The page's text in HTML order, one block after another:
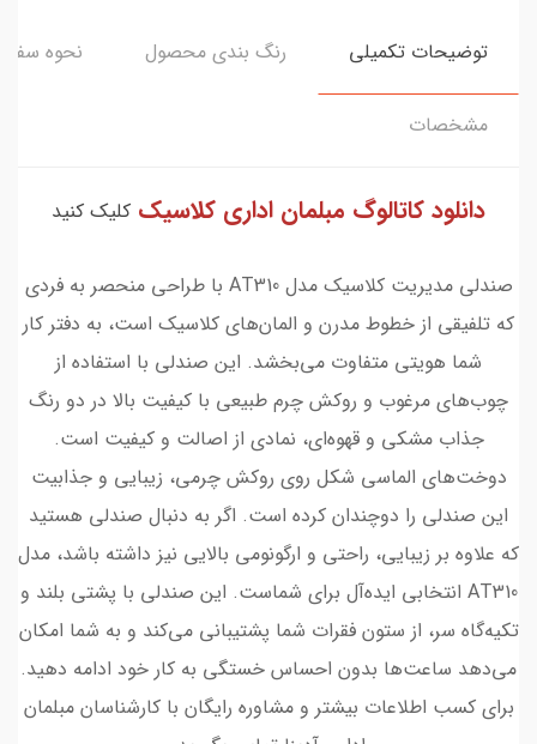
توضیحات تکمیلی رنگ بندی محصول نحوه
مشخصات
دانلود کاتالوگ مبلمان اداری کلاسیک کلیک کنید
صندلی مدیریت کلاسیک مدل AT310 با طراحی منحصر به فردی
که تلفیقی از خطوط مدرن و المان‌های کلاسیک است، به دفتر کار
شما هویتی متفاوت می‌بخشد. این صندلی با استفاده از
چوب‌های مرغوب و روکش چرم طبیعی با کیفیت بالا در دو رنگ
جذاب مشکی و قهوه‌ای، نمادی از اصالت و کیفیت است.
دوخت‌های الماسی شکل روی روکش چرمی، زیبایی و جذابیت
این صندلی را دوچندان کرده است. اگر به دنبال صندلی هستید
که علاوه بر زیبایی، راحتی و ارگونومی بالایی نیز داشته باشد، مدل
AT310 انتخابی ایده‌آل برای شماست. این صندلی با پشتی بلند و
تکیه‌گاه سر، از ستون فقرات شما پشتیبانی می‌کند و به شما امکان
می‌دهد ساعت‌ها بدون احساس خستگی به کار خود ادامه دهید.
برای کسب اطلاعات بیشتر و مشاوره رایگان با کارشناسان مبلمان